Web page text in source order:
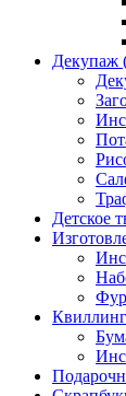
Декупаж
Детское